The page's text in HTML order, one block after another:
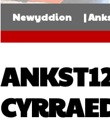
Newyddion |